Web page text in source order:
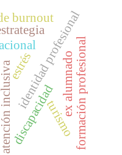
atención inclusivaidentidad profesional
discapacidad
estrés
burnout
turismoformación profesional
ex alumnado